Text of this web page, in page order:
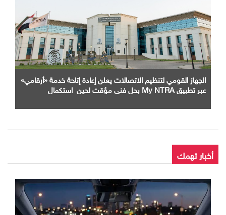
الجهاز القومي لتنظيم الاتصالات يعلن إعادة إتاحة خدمة «أرقامي»
عبر تطبيق My NTRA بحل فني مؤقت لحين استكمال
أخبار تهمك